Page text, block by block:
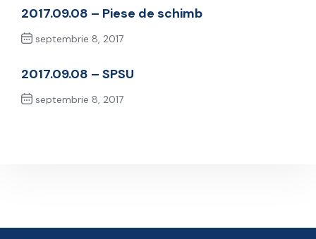
2017.09.08 – Piese de schimb
septembrie 8, 2017
2017.09.08 – SPSU
septembrie 8, 2017